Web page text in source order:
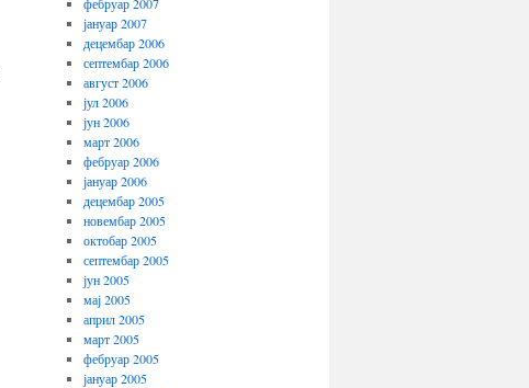
јануар 2007
децембар 2006
септембар 2006
август 2006
јул 2006
јун 2006
март 2006
фебруар 2006
јануар 2006
децембар 2005
новембар 2005
октобар 2005
септембар 2005
јун 2005
мај 2005
април 2005
март 2005
фебруар 2005
јануар 2005